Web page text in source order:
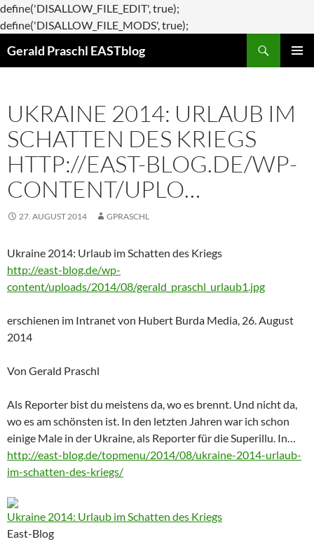
define('DISALLOW_FILE_EDIT', true);
define('DISALLOW_FILE_MODS', true);
Gerald Praschl EASTblog
UKRAINE 2014: URLAUB IM
SCHATTEN DES KRIEGS
HTTP://EAST-BLOG.DE/WP-
CONTENT/UPLO…
27. AUGUST 2014 GPRASCHL
Ukraine 2014: Urlaub im Schatten des Kriegs
http://east-blog.de/wp-
content/uploads/2014/08/gerald_praschl_urlaub1.jpg
erschienen im Intranet von Hubert Burda Media, 26. August
2014
Von Gerald Praschl
Als Reporter bist du meistens da, wo es brennt. Und nicht da,
wo es am schönsten ist. In den letzten Jahren war ich schon
einige Male in der Ukraine, als Reporter für die Superillu. In…
http://east-blog.de/topmenu/2014/08/ukraine-2014-urlaub-
im-schatten-des-kriegs/
Ukraine 2014: Urlaub im Schatten des Kriegs
East-Blog